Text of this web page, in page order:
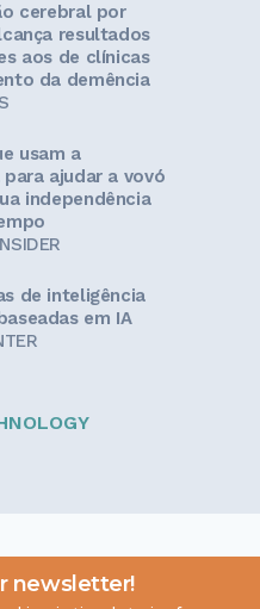
cerebral por
resultados
aos de clínicas
da demência
usam a
ajudar a vovó
independência
de inteligência
em IA
newsletter!